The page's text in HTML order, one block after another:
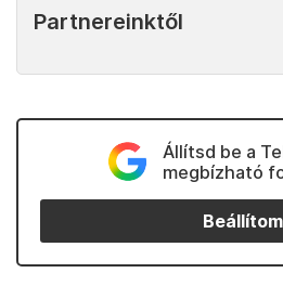
Partnereinktől
Állítsd be a
megbízható
Beállítom